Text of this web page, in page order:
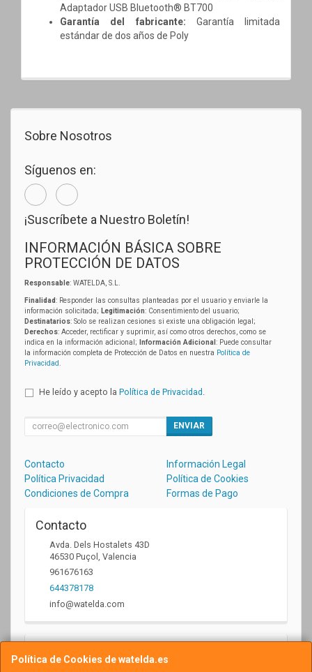
Adaptador USB Bluetooth® BT700
Garantía del fabricante: Garantía limitada
estándar de dos años de Poly
Política de Cookies de watelda.es
Sobre Nosotros
Síguenos en:
¡Suscríbete a Nuestro Boletín!
INFORMACIÓN BÁSICA SOBRE
PROTECCIÓN DE DATOS
Responsable: WATELDA, S.L.
Finalidad: Responder las consultas planteadas por el usuario y enviarle la
información solicitada; Legitimación: Consentimiento del usuario;
Destinatarios: Solo se realizan cesiones si existe una obligación legal;
Derechos: Acceder, rectificar y suprimir, así como otros derechos, como se
indica en la información adicional;
Información Adicional : Puede consultar
la información completa de Protección de Datos en nuestra Política de
Privacidad
He leído y acepto la Política de Privacidad
ENVIAR
Contacto
Información Legal
Política Privacidad
Política de Cookies
Condiciones de Compra
Formas de Pago
Contacto
Avda. Dels Hostalets 43D
46530 Puçol Valencia
961676163
644378178
info@watelda.com